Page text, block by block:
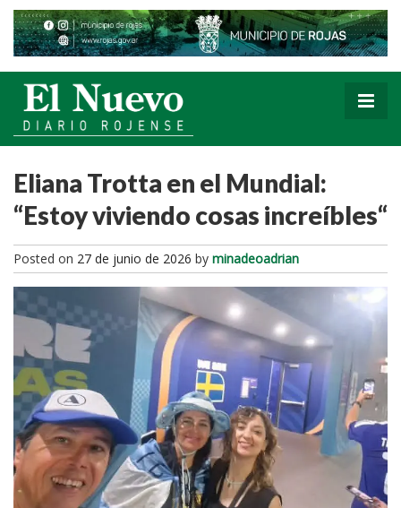
Eliana Trotta en el Mundial:
“Estoy viviendo cosas increíbles“
Posted on 27 de junio de 2026 by minadeoadrian